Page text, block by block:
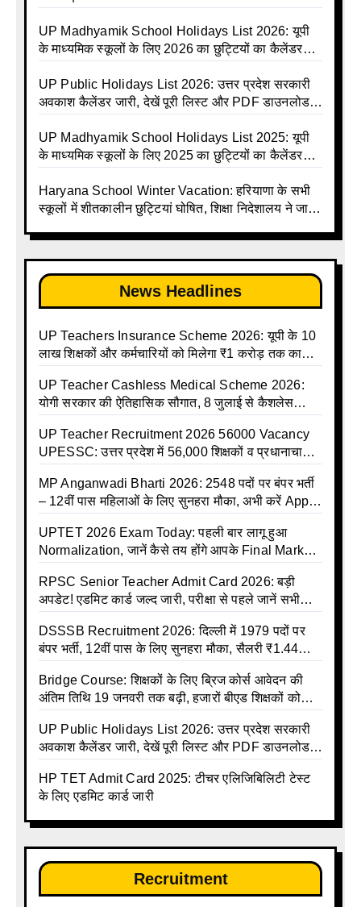
Basic School Avkash Talika UP 2026 | UP Basic
Shiksha Parishad Avkash Talika 2026 | UP
Calendar List 2026
UP Madhyamik School Holidays List 2026: यूपी
के माध्यमिक स्कूलों के लिए 2026 का छुट्टियों का कैलेंडर
Talika | UP Madhyamik Avkash Talika 2026 | UP
Madhyamik School avkash suchi | UP
Holiday Calendar | Madhyamik School Holidays
List 2026
UP Public Holidays List 2026: उत्तर प्रदेश सरकारी
अवकाश कैलेंडर जारी, देखें पूरी लिस्ट और PDF डाउनलोड
talika | Sarkari Avkash Talika | Up Holidays List |
Holidays Calendar
UP Madhyamik School Holidays List 2025: यूपी
के माध्यमिक स्कूलों के लिए 2025 का छुट्टियों का कैलेंडर
Talika | Up Madhyamik Avkash Talika 2025 | UP
Madhyamik School avkash suchi | UP
holiday calendar | Madhyamik School Holidays
List 2025
Haryana School Winter Vacation: हरियाणा के सभी
स्कूलों में शीतकालीन छुट्टियां घोषित, शिक्षा निदेशालय ने जारी
News Headlines
UP Teachers Insurance Scheme 2026: यूपी के 10
लाख शिक्षकों और कर्मचारियों को मिलेगा ₹1 करोड़ तक का
UP Teacher Cashless Medical Scheme 2026:
योगी सरकार की ऐतिहासिक सौगात, 8 जुलाई से कैशलेस
UP Teacher Recruitment 2026 56000 Vacancy
UPESSC: उत्तर प्रदेश में 56,000 शिक्षकों व प्रधानाचार्यों
MP Anganwadi Bharti 2026: 2548 पदों पर बंपर भर्ती
– 12वीं पास महिलाओं के लिए सुनहरा मौका, अभी करें Apply
UPTET 2026 Exam Today: पहली बार लागू हुआ
Normalization, जानें कैसे तय होंगे आपके Final Marks
RPSC Senior Teacher Admit Card 2026: बड़ी
अपडेट! एडमिट कार्ड जल्द जारी, परीक्षा से पहले जानें सभी
DSSSB Recruitment 2026: दिल्ली में 1979 पदों पर
बंपर भर्ती, 12वीं पास के लिए सुनहरा मौका, सैलरी ₹1.44
Bridge Course: शिक्षकों के लिए ब्रिज कोर्स आवेदन की
अंतिम तिथि 19 जनवरी तक बढ़ी, हजारों बीएड शिक्षकों को
UP Public Holidays List 2026: उत्तर प्रदेश सरकारी
अवकाश कैलेंडर जारी, देखें पूरी लिस्ट और PDF डाउनलोड
talika | Sarkari Avkash Talika | Up Holidays List |
Holidays Calendar
HP TET Admit Card 2025: टीचर एलिजिबिलिटी टेस्ट
के लिए एडमिट कार्ड जारी
Recruitment